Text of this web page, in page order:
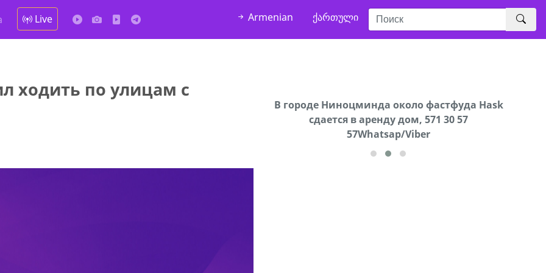
Live Armenian ქართული
ходить по улицам с
В городе Ниноцминда около фастфуда Hask
cдается в аренду дом, 571 30 57
57Whatsap/Viber
Продается машина марки Prado,571 30 57
57Whatsap/Viber